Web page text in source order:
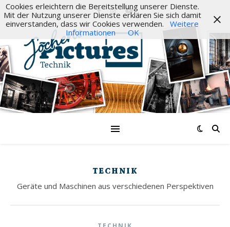
TECHNIK
Geräte und Maschinen aus verschiedenen Perspektiven
Cookies erleichtern die Bereitstellung unserer Dienste.
Mit der Nutzung unserer Dienste erklären Sie sich damit
einverstanden, dass wir Cookies verwenden.
Weitere
Informationen
OK